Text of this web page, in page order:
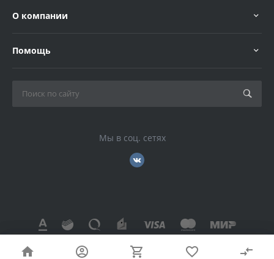
О компании
Помощь
Мы в соц. сетях
© 2026 , Все права защищены